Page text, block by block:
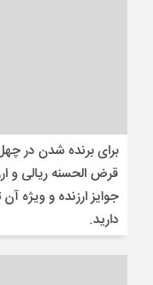
برای برنده شدن در
قرض الحسنه ریالی و
جوایز ارزنده و ویژه
دارید.